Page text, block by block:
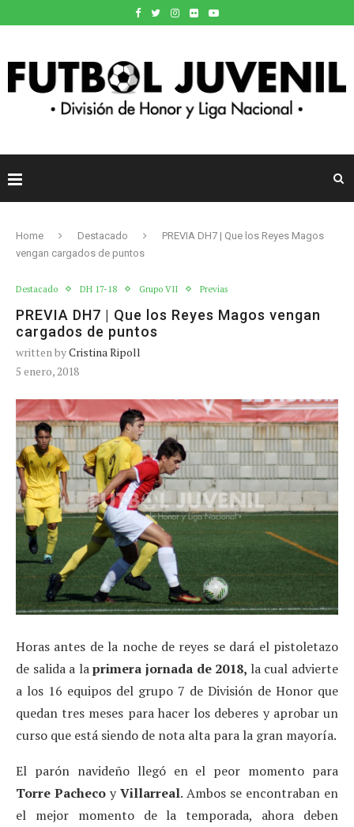
Home Destacado
PREVIA DH7 | Que los Reyes Magos
vengan cargados de puntos
Destacado DH 17-18 Grupo VII Previas
PREVIA DH7 | Que los Reyes Magos vengan
cargados de puntos
written byCristina Ripoll
5 enero, 2018
Horas antes de la noche de reyes se dará el pistoletazo
de salida a laprimera jornada de 2018, la cual advierte
a los 16 equipos del grupo 7 de División de Honor que
quedan tres meses para hacer los deberes y aprobar un
curso que está siendo de nota alta para la gran mayoría.
El parón navideño llegó en el peor momento para
Torre Pacheco yVillarreal. Ambos se encontraban en
el mejor momento de la temporada, ahora deben